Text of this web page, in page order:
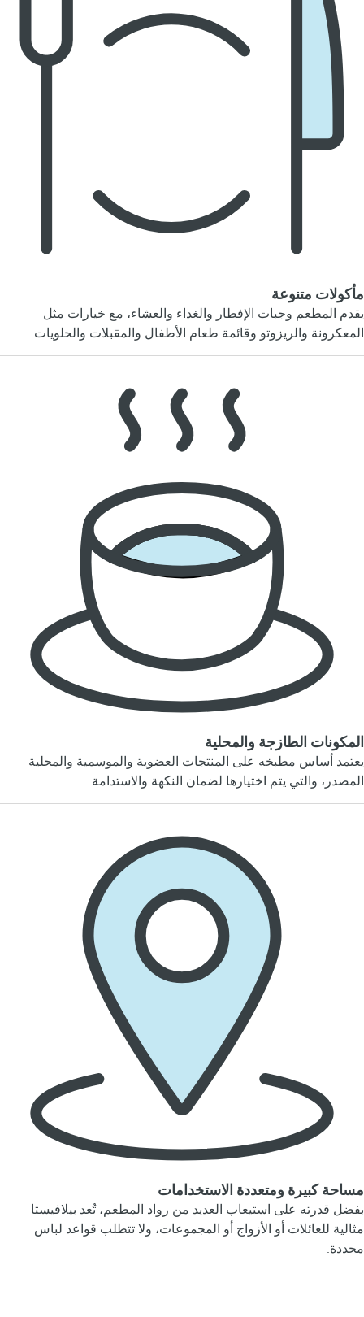
مأكولات متنوعة
يقدم المطعم وجبات الإفطار والغداء والعشاء، مع خيارات مثل
المعكرونة والريزوتو وقائمة طعام الأطفال والمقبلات والحلويات.
المكونات الطازجة والمحلية
يعتمد أساس مطبخه على المنتجات العضوية والموسمية والمحلية
المصدر، والتي يتم اختيارها لضمان النكهة والاستدامة.
مساحة كبيرة ومتعددة الاستخدامات
بفضل قدرته على استيعاب العديد من رواد المطعم، تُعد بيلافيستا
مثالية للعائلات أو الأزواج أو المجموعات، ولا تتطلب قواعد لباس
محددة.